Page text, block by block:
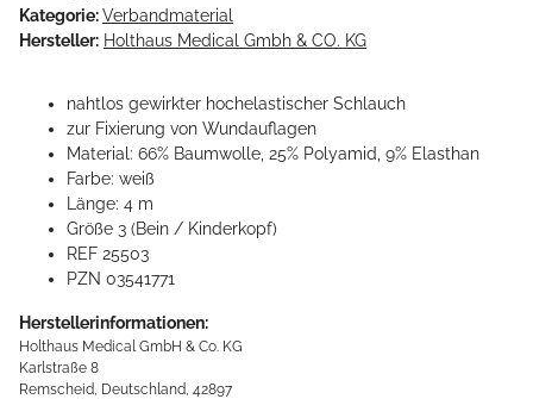
Kategorie:Verbandmaterial
Hersteller: Holthaus Medical Gmbh & CO. KG
nahtlos gewirkter hochelastischer Schlauch
zur Fixierung von Wundauflagen
Material: 66% Baumwolle, 25% Polyamid, 9% Elasthan
Farbe: weiß
Länge: 4 m
Größe 3 (Bein / Kinderkopf)
REF 25503
PZN 03541771
Herstellerinformationen:
Holthaus Medical GmbH & Co. KG
Karlstraße 8
Remscheid, Deutschland, 42897